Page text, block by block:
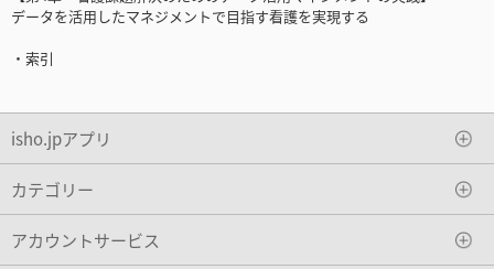
データを活用したマネジメントで目指す看護を実現する
・索引
isho.jpアプリ
カテゴリー
アカウントサービス